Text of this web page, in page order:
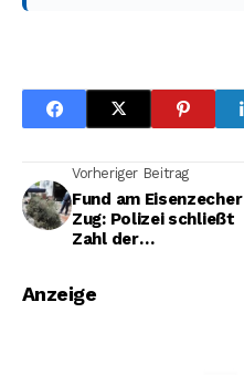
Vorheriger Beitrag
Fund am Eisenzecher
Zug: Polizei schließt
Zahl der
nicht aus
Anzeige